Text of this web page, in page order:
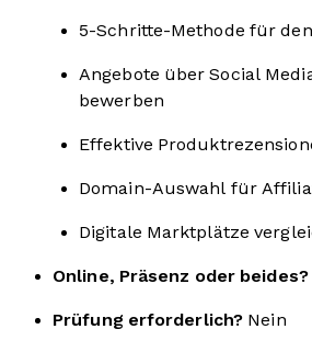
5-Schritte-Methode für
Angebote über Social
bewerben
Effektive
Domain-Auswahl für
Digitale Marktplätze
Online, Präsenz oder beides?
Prüfung erforderlich? Nein